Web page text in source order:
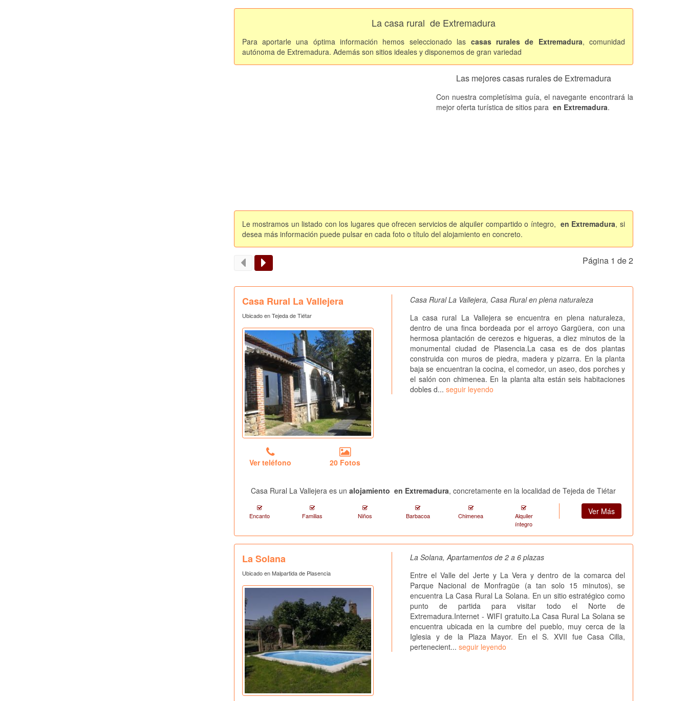
La casa rural de Extremadura
Para aportarle una óptima información hemos seleccionado las casas rurales de Extremadura, comunidad
autónoma de Extremadura. Además son sitios ideales y disponemos de gran variedad
Las mejores casas rurales de Extremadura
Con nuestra completísima guía, el navegante encontrará la
mejor oferta turística de sitios para en Extremadura.
Le mostramos un listado con los lugares que ofrecen servicios de alquiler compartido o íntegro, en Extremadura, si
desea más información puede pulsar en cada foto o título del alojamiento en concreto.
Página 1 de 2
Casa Rural La Vallejera
Ubicado en Tejeda de Tiétar
Ver teléfono 20 Fotos
Casa Rural La Vallejera, Casa Rural en plena naturaleza
La casa rural La Vallejera se encuentra en plena naturaleza,
dentro de una finca bordeada por el arroyo Gargüera, con una
hermosa plantación de cerezos e higueras, a diez minutos de la
monumental ciudad de Plasencia.La casa es de dos plantas
construida con muros de piedra, madera y pizarra. En la planta
baja se encuentran la cocina, el comedor, un aseo, dos porches y
el salón con chimenea. En la planta alta están seis habitaciones
dobles d... seguir leyendo
Casa Rural La Vallejera es unalojamiento en Extremadura, concretamente en la localidad de Tejeda de Tiétar
Encanto Familias Niños Barbacoa Chimenea
Alquiler
íntegro
Ver Más
La Solana
Ubicado en Malpartida de Plasencia
La Solana, Apartamentos de 2 a 6 plazas
Entre el Valle del Jerte y La Vera y dentro de la comarca del
Parque Nacional de Monfragüe (a tan solo 15 minutos), se
encuentra La Casa Rural La Solana. En un sitio estratégico como
punto de partida para visitar todo el Norte de
Extremadura.Internet - WIFI gratuito.La Casa Rural La Solana se
encuentra ubicada en la cumbre del pueblo, muy cerca de la
Iglesia y de la Plaza Mayor. En el S. XVII fue Casa Cilla,
pertenecient... seguir leyendo